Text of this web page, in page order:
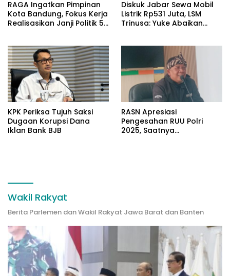
RAGA Ingatkan Pimpinan
Kota Bandung, Fokus Kerja
Realisasikan Janji Politik 5
Diskuk Jabar Sewa Mobil
Listrik Rp531 Juta, LSM
Trinusa: Yuke Abaikan
KPK Periksa Tujuh Saksi
Dugaan Korupsi Dana
Iklan Bank BJB
RASN Apresiasi
Pengesahan RUU Polri
2025, Saatnya
Wakil Rakyat
Berita Parlemen dan Wakil Rakyat Jawa Barat dan Banten